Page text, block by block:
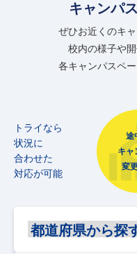
キャンパ
ぜひお近くのキ
校内の様子や
各キャンパスペ
トライなら
状況に
合わせた
対応が可能
途
キャ
変